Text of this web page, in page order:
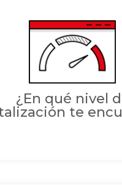
¿En qué nivel
te